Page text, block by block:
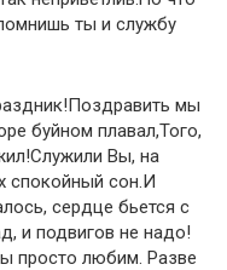
ты и службу
мы
буйном плавал,Того,
Вы, на
спокойный сон.И
сердце бьется с
и подвигов не надо!
просто любим. Разве